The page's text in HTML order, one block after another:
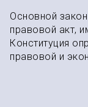
Основной
правовой акт,
Конституция
правовой и